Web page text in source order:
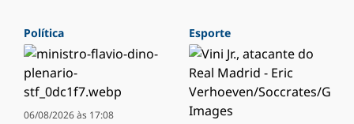
Política
06/08/2026 às 17:08
Esporte